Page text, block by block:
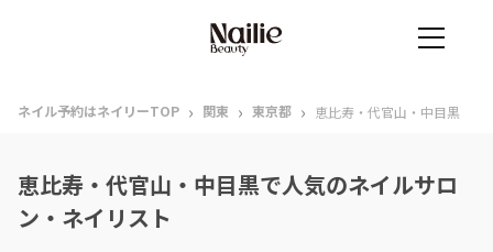
ネイル予約はネイリーTOP › 関東 › 東京都 › 恵比寿・代官山・中目黒
恵比寿・代官山・中目黒で人気のネイルサロ
ン・ネイリスト